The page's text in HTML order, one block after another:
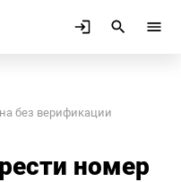
без верификации
номер